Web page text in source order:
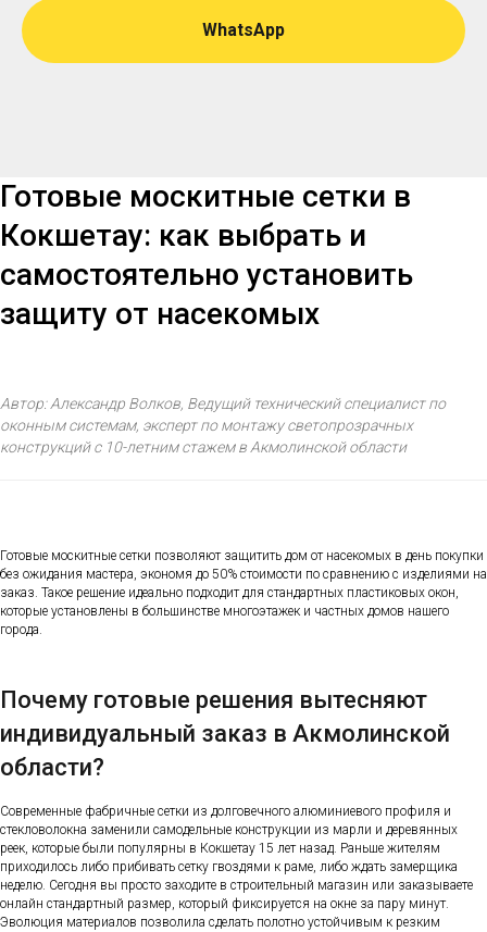
WhatsApp
Готовые москитные сетки в
Кокшетау: как выбрать и
самостоятельно установить
защиту от насекомых
Автор: Александр Волков, Ведущий технический специалист по
оконным системам, эксперт по монтажу светопрозрачных
конструкций с 10-летним стажем в Акмолинской области
Готовые москитные сетки позволяют защитить дом от насекомых в день покупки
без ожидания мастера, экономя до 50% стоимости по сравнению с изделиями на
заказ. Такое решение идеально подходит для стандартных пластиковых окон,
которые установлены в большинстве многоэтажек и частных домов нашего
города.
Почему готовые решения вытесняют
индивидуальный заказ в Акмолинской
области?
Современные фабричные сетки из долговечного алюминиевого профиля и
стекловолокна заменили самодельные конструкции из марли и деревянных
реек, которые были популярны в Кокшетау 15 лет назад. Раньше жителям
приходилось либо прибивать сетку гвоздями к раме, либо ждать замерщика
неделю. Сегодня вы просто заходите в строительный магазин или заказываете
онлайн стандартный размер, который фиксируется на окне за пару минут.
Эволюция материалов позволила сделать полотно устойчивым к резким